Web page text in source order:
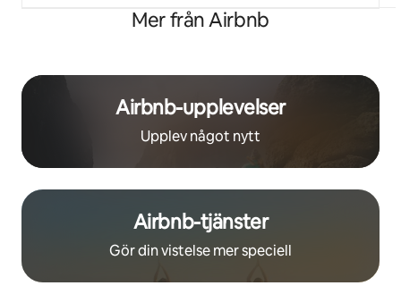
Mer från Airbnb
Airbnb-upplevelser
Upplev något nytt
Airbnb-tjänster
Gör din vistelse mer speciell